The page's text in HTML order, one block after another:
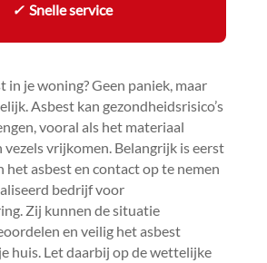
✓Snelle service
in je woning? Geen paniek, maar
Asbest kan gezondheidsrisico’s
vooral als het materiaal
vezels vrijkomen.​ Belangrijk is eerst
het asbest en contact op te nemen
bedrijf voor
Zij kunnen de situatie
en veilig het asbest
huis.​ Let daarbij op de wettelijke